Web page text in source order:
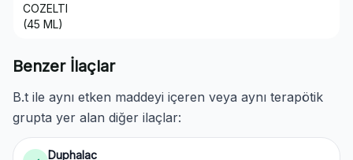
COZELTI
(45 ML)
Benzer İlaçlar
B.t ile aynı etken maddeyi içeren veya aynı terapötik
grupta yer alan diğer ilaçlar:
Duphalac